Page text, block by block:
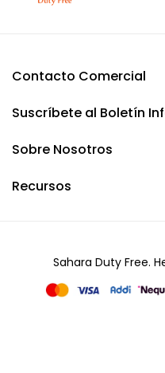
Contacto Comercial
Suscríbete al Boletín
Sobre Nosotros
Recursos
Sahara Duty Free.